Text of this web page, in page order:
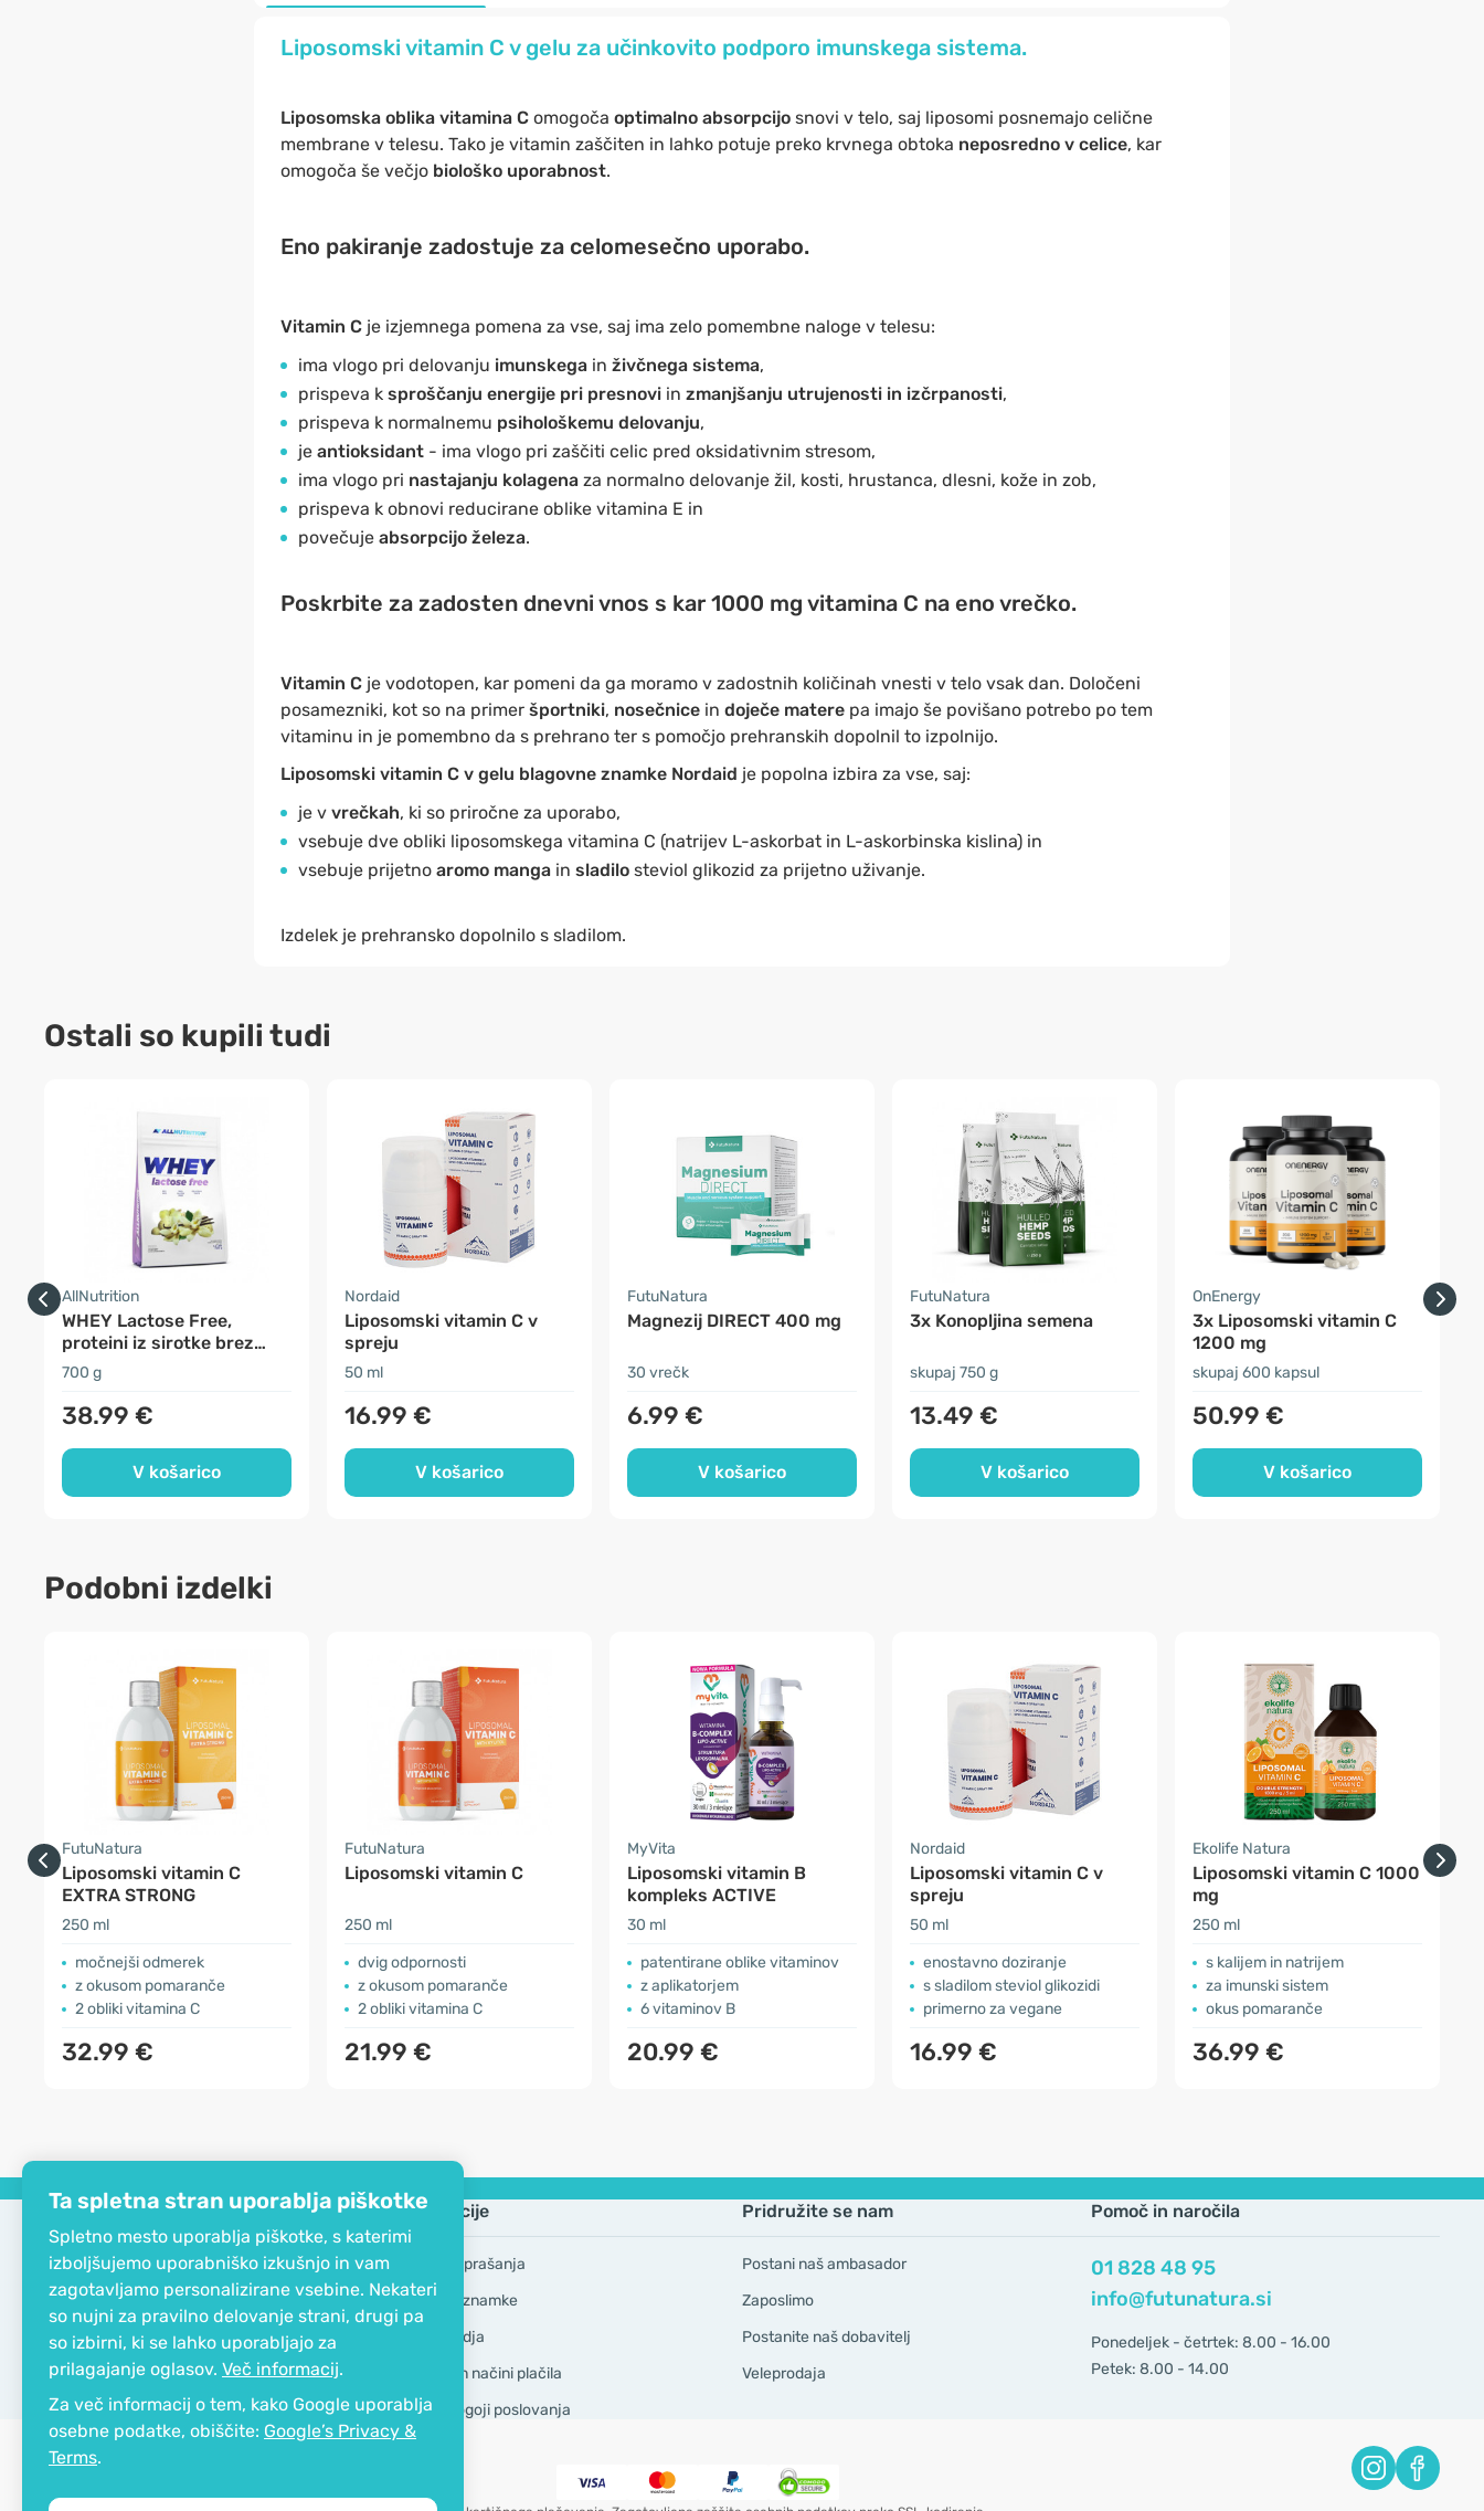
Ta spletna stran uporablja piškotke
Spletno mesto uporablja piškotke, s katerimi
izboljšujemo uporabniško izkušnjo in vam
zagotavljamo personalizirane vsebine. Nekateri
so nujni za pravilno delovanje strani, drugi pa
so izbirni, ki se lahko uporabljajo za
prilagajanje oglasov. Več informacij.
Za več informacij o tem, kako Google uporablja
osebne podatke, obiščite: Google’s Privacy &
Terms.
Liposomski vitamin C v gelu za učinkovito podporo imunskega sistema.
Liposomska oblika vitamina Comogoča optimalno absorpcijosnovi v telo, saj liposomi posnemajo celične
membrane v telesu. Tako je vitamin zaščiten in lahko potuje preko krvnega obtoka neposredno v celice, kar
omogoča še večjo biološko uporabnost.
Eno pakiranje zadostuje za celomesečno uporabo.
Vitamin Cje izjemnega pomena za vse, saj ima zelo pomembne naloge v telesu:
ima vlogo pri delovanju imunskegain živčnega sistema,
prispeva k sproščanju energije pri presnoviin zmanjšanju utrujenosti in izčrpanosti,
prispeva k normalnemu psihološkemu delovanju,
je antioksidant - ima vlogo pri zaščiti celic pred oksidativnim stresom,
ima vlogo pri nastajanju kolagenaza normalno delovanje žil, kosti, hrustanca, dlesni, kože in zob,
prispeva k obnovi reducirane oblike vitamina E in
povečuje absorpcijo železa.
Poskrbite za zadosten dnevni vnos s kar 1000 mg vitamina C na eno vrečko.
Vitamin Cje vodotopen, kar pomeni da ga moramo v zadostnih količinah vnesti v telo vsak dan. Določeni
posamezniki, kot so na primer športniki, nosečnice in doječe matere pa imajo še povišano potrebo po tem
vitaminu in je pomembno da s prehrano ter s pomočjo prehranskih dopolnil to izpolnijo.
Liposomski vitamin C v gelu blagovne znamke Nordaid je popolna izbira za vse, saj:
je v vrečkah, ki so priročne za uporabo,
vsebuje dve obliki liposomskega vitamina C (natrijev L-askorbat in L-askorbinska kislina) in
vsebuje prijetno aromo manga in sladilo steviol glikozid za prijetno uživanje.
Izdelek je prehransko dopolnilo s sladilom.
Ostali so kupili tudi
AllNutrition
WHEY Lactose Free,
proteini iz sirotke brez
laktoze – vanilija
700 g
38.99 €
V košarico
Nordaid
Liposomski vitamin C v
spreju
50 ml
16.99 €
V košarico
FutuNatura
Magnezij DIRECT 400 mg
30 vrečk
6.99 €
V košarico
FutuNatura
3x Konopljina semena
skupaj 750 g
13.49 €
V košarico
OnEnergy
3x Liposomski vitamin C
1200 mg
skupaj 600 kapsul
50.99 €
V košarico
Podobni izdelki
FutuNatura
Liposomski vitamin C
EXTRA STRONG
250 ml
močnejši odmerek
z okusom pomaranče
2 obliki vitamina C
32.99 €
FutuNatura
Liposomski vitamin C
250 ml
dvig odpornosti
z okusom pomaranče
2 obliki vitamina C
21.99 €
MyVita
Liposomski vitamin B
kompleks ACTIVE
30 ml
patentirane oblike vitaminov
z aplikatorjem
6 vitaminov B
20.99 €
Nordaid
Liposomski vitamin C v
spreju
50 ml
enostavno doziranje
s sladilom steviol glikozidi
primerno za vegane
16.99 €
Ekolife Natura
Liposomski vitamin C 1000
mg
250 ml
s kalijem in natrijem
za imunski sistem
okus pomaranče
36.99 €
Podjetje
EKO certifikat
Kontakt
O podjetju
Informacije
Pogosta vprašanja
Blagovne znamke
GDPR Orodja
Dostava in načini plačila
Splošni pogoji poslovanja
Pridružite se nam
Postani naš ambasador
Zaposlimo
Postanite naš dobavitelj
Veleprodaja
Pomoč in naročila
01 828 48 95
info@futunatura.si
Ponedeljek - četrtek: 8.00 - 16.00
Petek: 8.00 - 14.00